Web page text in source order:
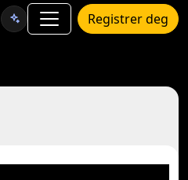
Registrer deg